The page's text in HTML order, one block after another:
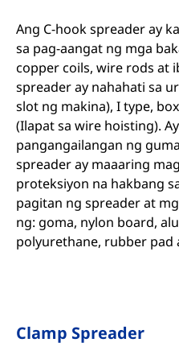
Ang C-hook spreader ay
sa pag-aangat ng mga
copper coils, wire rods at
spreader ay nahahati sa
slot ng makina), I type,
(Ilapat sa wire hoisting).
pangangailangan ng
spreader ay maaaring
proteksiyon na hakbang
pagitan ng spreader at
ng: goma, nylon board,
polyurethane, rubber pad
Clamp Spreader